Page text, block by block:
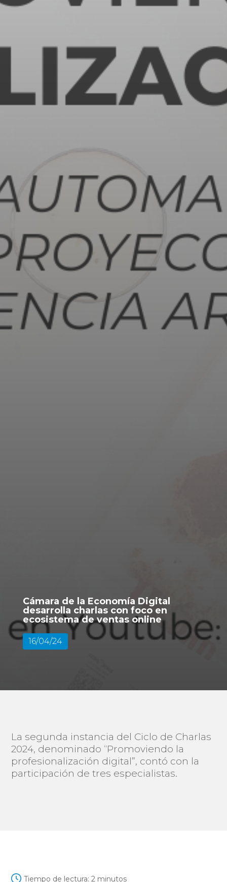
Cámara de la Economía Digital
desarrolla charlas con foco en
ecosistema de ventas online
16/04/24
La segunda instancia del Ciclo de Charlas
2024, denominado “Promoviendo la
profesionalización digital”, contó con la
participación de tres especialistas.
Tiempo de lectura: 2 minutos